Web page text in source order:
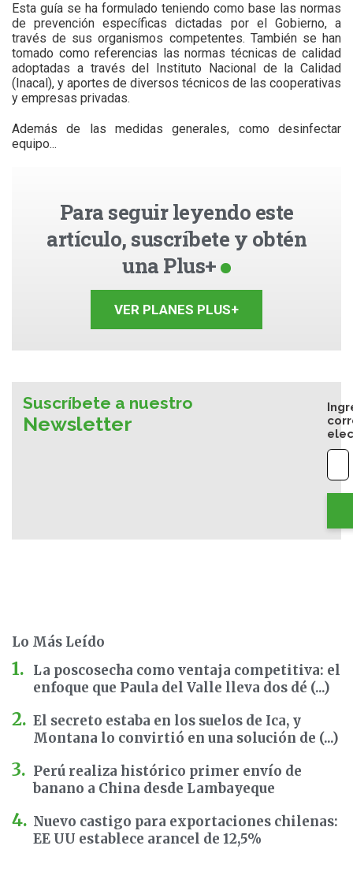
Esta guía se ha formulado teniendo como base las normas
de prevención específicas dictadas por el Gobierno, a
través de sus organismos competentes. También se han
tomado como referencias las normas técnicas de calidad
adoptadas a través del Instituto Nacional de la Calidad
(Inacal), y aportes de diversos técnicos de las cooperativas
y empresas privadas.
Además de las medidas generales, como desinfectar
equipo...
Para seguir leyendo este
artículo, suscríbete y obtén
una Plus+
VER PLANES PLUS+
Suscríbete a nuestro
Newsletter
Lo Más Leído
La poscosecha como ventaja competitiva: el
enfoque que Paula del Valle lleva dos dé (...)
El secreto estaba en los suelos de Ica, y
Montana lo convirtió en una solución de (...)
Perú realiza histórico primer envío de
banano a China desde Lambayeque
Nuevo castigo para exportaciones chilenas:
EE UU establece arancel de 12,5%